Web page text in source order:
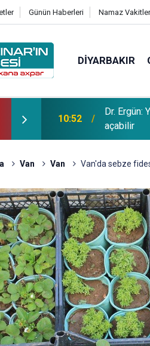
Günün Haberleri Namaz
DIYARBAKIR
10:52
Dr. Ergün:
açabilir
Van Van Van'da sebze